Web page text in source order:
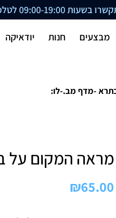
09:00-19:00 לטלפון
מבצעים חנות יודאיקה
-מדף מב.-לו:
מראה המקום על
₪65.00